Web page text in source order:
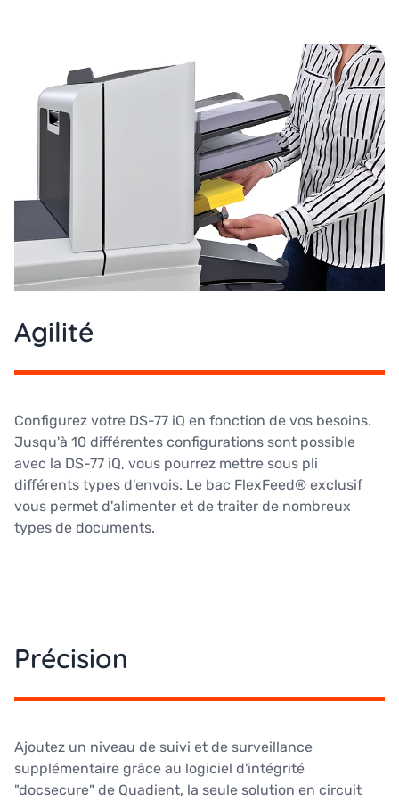
Agilité
Configurez votre DS-77 iQ en fonction de vos besoins.
Jusqu'à 10 différentes configurations sont possible
avec la DS-77 iQ, vous pourrez mettre sous pli
différents types d'envois. Le bac FlexFeed® exclusif
vous permet d'alimenter et de traiter de nombreux
types de documents.
Précision
Ajoutez un niveau de suivi et de surveillance
supplémentaire grâce au logiciel d'intégrité
"docsecure" de Quadient, la seule solution en circuit